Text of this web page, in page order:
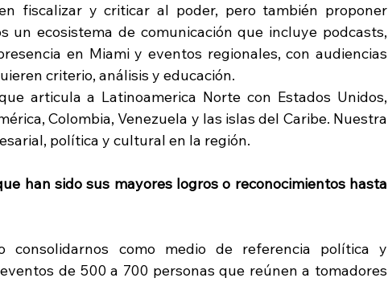
fiscalizar y criticar al poder, pero también proponer
un ecosistema de comunicación que incluye podcasts,
en Miami y eventos regionales, con audiencias
criterio, análisis y educación.
articula a Latinoamerica Norte con Estados Unidos,
Colombia, Venezuela y las islas del Caribe. Nuestra
política y cultural en la región.
han sido sus mayores logros o reconocimientos hasta
consolidarnos como medio de referencia política y
de 500 a 700 personas que reúnen a tomadores